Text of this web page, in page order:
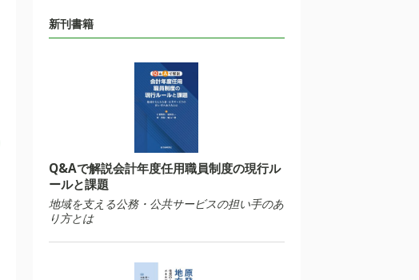
新刊書籍
Q&Aで解説会計年度任用職員制度の現行ル
ールと課題
地域を支える公務・公共サービスの担い手のあ
り方とは